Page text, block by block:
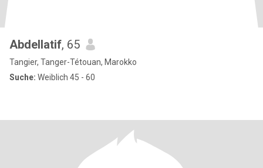
Abdellatif, 65
Tangier, Tanger-Tétouan, Marokko
Suche: Weiblich 45 - 60